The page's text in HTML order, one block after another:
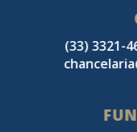
(33) 3321-